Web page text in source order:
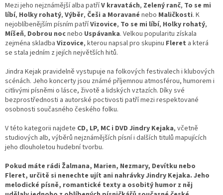
Mezi jeho nejznámější alba patříV kravatách, Zelený ranč, To se mi
líbí, Holky rohatý, Výběr, Češi a Moravané nebo Maličkosti. K
nejoblíbenějším písním patříVizovice, To se mi líbí, Holky rohatý,
Míšeň, Dobrou nocnebo Uspávanka. Velkou popularitu získala
zejména skladba Vizovice, kterou napsal pro skupinu Fleret a která
se stala jedním z jejích největších hitů.
Jindra Kejak pravidelně vystupuje na folkových festivalech i klubových
scénách. Jeho koncerty jsou známé příjemnou atmosférou, humorem i
citlivými písněmi o lásce, životě a lidských vztazích. Díky své
bezprostřednosti a autorské poctivosti patří mezi respektované
osobnosti současného českého folku.
V této kategorii najdete CD, LP, MC i DVD Jindry Kejaka, včetně
studiových alb, výběrů nejznámějších písní i dalších titulů mapujících
jeho dlouholetou hudební tvorbu.
Pokud máte rádi Žalmana, Marien, Nezmary, Devítku nebo
Fleret, určitě si nenechte ujít ani nahrávky Jindry Kejaka. Jeho
melodické písně, romantické texty a osobitý humor z něj